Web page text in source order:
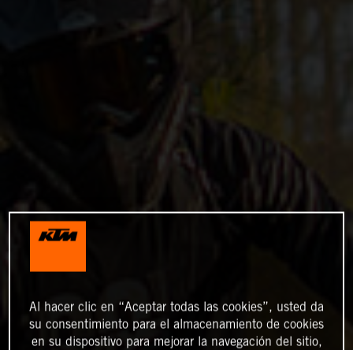
Al hacer clic en “Aceptar todas las cookies”, usted da
su consentimiento para el almacenamiento de cookies
en su dispositivo para mejorar la navegación del sitio,